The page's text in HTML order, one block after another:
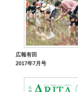
広報有田
2017年7月号